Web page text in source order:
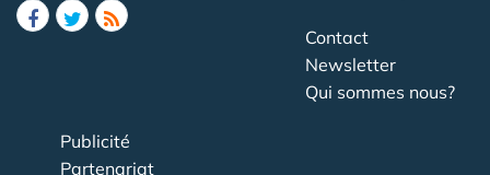
Contact
Newsletter
Qui sommes nous?
Publicité
Partenariat